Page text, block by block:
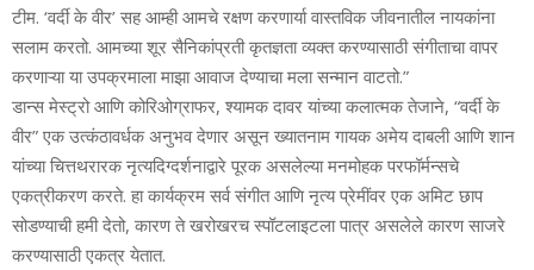
टीम. ‘वर्दी के वीर’ सह आम्ही आमचे रक्षण करणार्या वास्तविक जीवनातील नायकांना
सलाम करतो. आमच्या शूर सैनिकांप्रती कृतज्ञता व्यक्त करण्यासाठी संगीताचा वापर
करणाऱ्या या उपक्रमाला माझा आवाज देण्याचा मला सन्मान वाटतो.”
डान्स मेस्ट्रो आणि कोरिओग्राफर, श्यामक दावर यांच्या कलात्मक तेजाने, “वर्दी के
वीर” एक उत्कंठावर्धक अनुभव देणार असून ख्यातनाम गायक अमेय दाबली आणि शान
यांच्या चित्तथरारक नृत्यदिग्दर्शनाद्वारे पूरक असलेल्या मनमोहक परफॉर्मन्सचे
एकत्रीकरण करते. हा कार्यक्रम सर्व संगीत आणि नृत्य प्रेमींवर एक अमिट छाप
सोडण्याची हमी देतो, कारण ते खरोखरच स्पॉटलाइटला पात्र असलेले कारण साजरे
करण्यासाठी एकत्र येतात.